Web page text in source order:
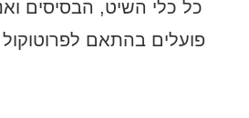
כל כלי השיט, הבסיסים
פועלים בהתאם